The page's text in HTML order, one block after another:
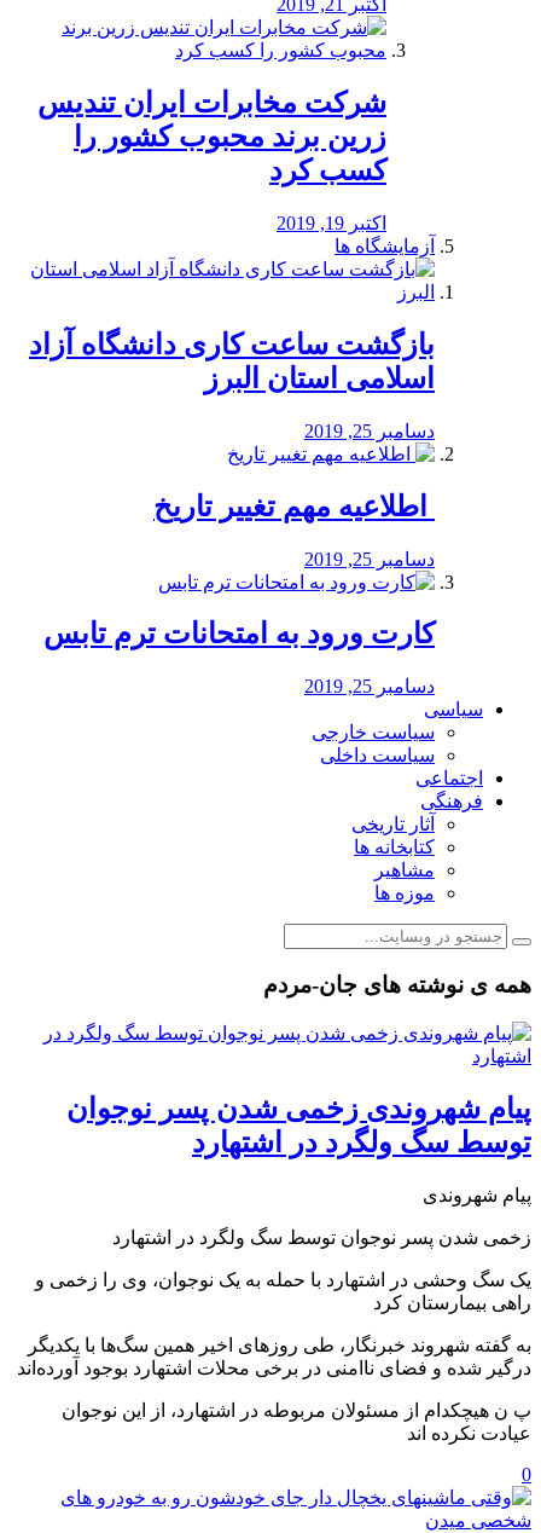
اکتبر 21, 2019
شرکت مخابرات ایران تندیس
زرین برند محبوب کشور را
کسب کرد
اکتبر 19, 2019
آزمایشگاه ها
بازگشت ساعت کاری دانشگاه آزاد
اسلامی استان البرز
دسامبر 25, 2019
️ اطلاعیه مهم تغییر تاریخ
دسامبر 25, 2019
کارت ورود به امتحانات ترم تابس
دسامبر 25, 2019
سیاسی
سیاست خارجی
سیاست داخلی
اجتماعی
فرهنگی
آثار تاریخی
کتابخانه ها
مشاهیر
موزه ها
همه ی نوشته های جان-مردم
پیام شهروندی زخمی شدن پسر نوجوان
توسط سگ ولگرد در اشتهارد
پیام شهروندی
زخمی شدن پسر نوجوان توسط سگ ولگرد در اشتهارد
یک سگ وحشی در اشتهارد با حمله به یک نوجوان، وی را زخمی و
راهی بیمارستان کرد
به گفته شهروند خبرنگار، طی روزهای اخیر همین سگ‌ها با یکدیگر
درگیر شده و فضای ناامنی در برخی محلات اشتهارد بوجود آورده‌اند
پ ن هیچکدام از مسئولان مربوطه در اشتهارد، از این نوجوان
عیادت نکرده اند
0